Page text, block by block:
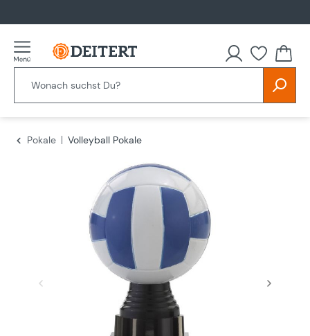
Du
Pokale Volleyball Pokale